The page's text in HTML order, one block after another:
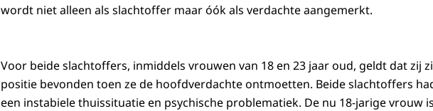
wordt niet alleen als slachtoffer maar óók als verdachte aangemerkt.
Voor beide slachtoffers, inmiddels vrouwen van 18 en 23 jaar oud, geldt dat zij
positie bevonden toen ze de hoofdverdachte ontmoetten. Beide slachtoffers
een instabiele thuissituatie en psychische problematiek. De nu 18-jarige vrouw